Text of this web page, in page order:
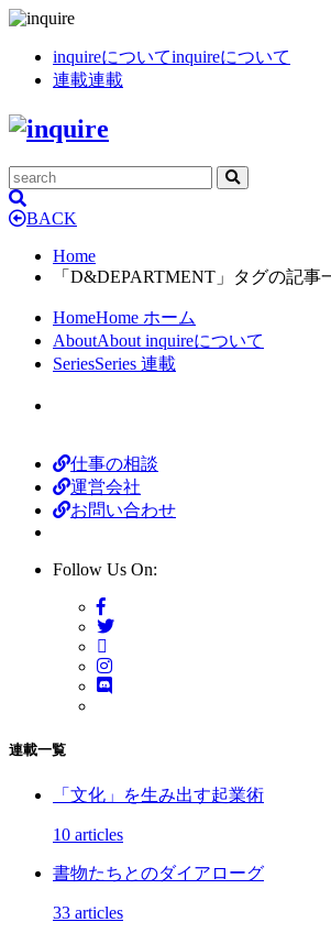
inquireについてinquireについて
連載連載
BACK
Home
「D&DEPARTMENT」タグの記事
HomeHome ホーム
AboutAbout inquireについて
SeriesSeries 連載
仕事の相談
運営会社
お問い合わせ
Follow Us On:
連載一覧
「文化」を生み出す起業術
10 articles
書物たちとのダイアローグ
33 articles